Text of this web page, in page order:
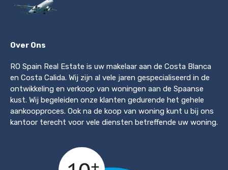
Over Ons
RO Spain Real Estate is uw makelaar aan de Costa Blanca
en Costa Calida. Wij zijn al vele jaren gespecialiseerd in de
ontwikkeling en verkoop van woningen aan de Spaanse
kust. Wij begeleiden onze klanten gedurende het gehele
aankoopproces. Ook na de koop van woning kunt u bij ons
kantoor terecht voor vele diensten betreffende uw woning.